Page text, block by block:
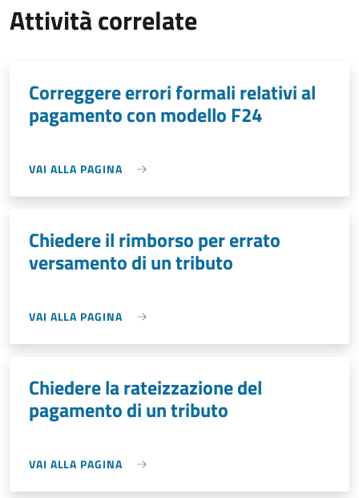
Attività correlate
Correggere errori formali relativi al
pagamento con modello F24
VAI ALLA PAGINA
Chiedere il rimborso per errato
versamento di un tributo
VAI ALLA PAGINA
Chiedere la rateizzazione del
pagamento di un tributo
VAI ALLA PAGINA